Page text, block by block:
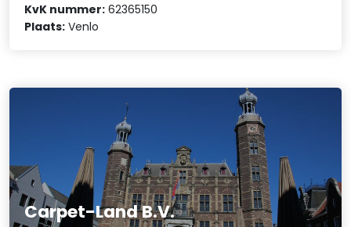
KvK nummer: 62365150
Plaats: Venlo
Carpet-Land B.V.